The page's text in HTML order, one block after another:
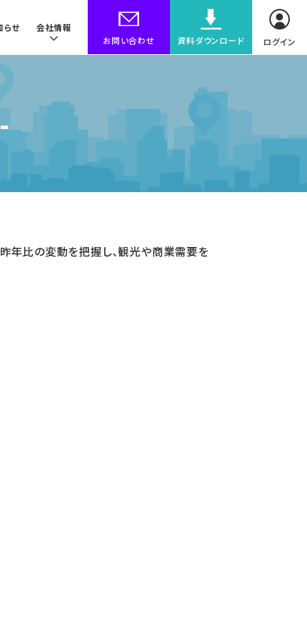
らせ
会社情報
お問い合わせ
資料ダウンロード ログイン
年比の変動を把握し、観光や商業需要を